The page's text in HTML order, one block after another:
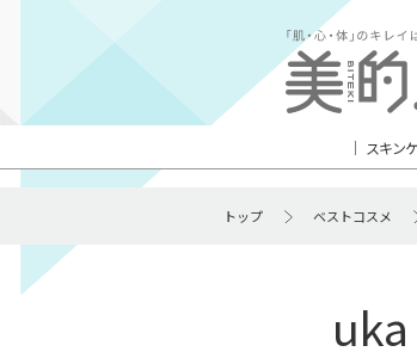
スキン
トップ ベストコスメ